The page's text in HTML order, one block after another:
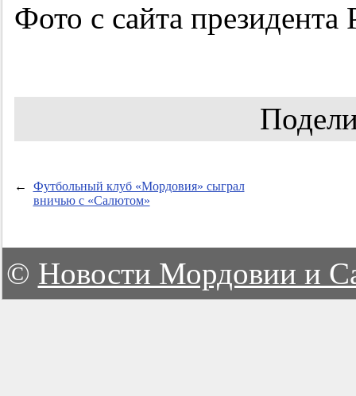
Фото с сайта
←
Футбольный клуб «Мордовия» сыграл
вничью с «Салютом»
© Новости Мордовии и